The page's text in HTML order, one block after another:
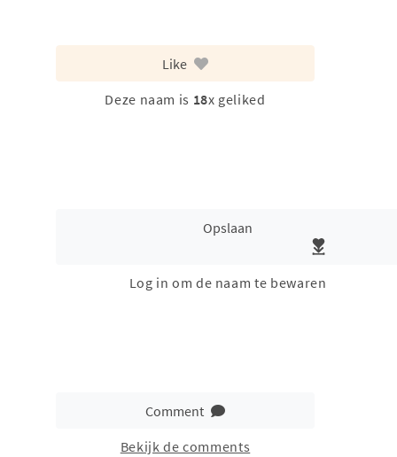
Like
Deze naam is 18x geliked
Opslaan
Log in om de naam te bewaren
Comment
Bekijk de comments